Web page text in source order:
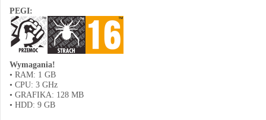
PEGI:
Wymagania!
• RAM: 1 GB
• CPU: 3 GHz
• GRAFIKA: 128 MB
• HDD: 9 GB